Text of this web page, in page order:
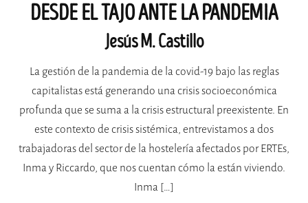
DESDE EL TAJO ANTE LA PANDEMIA
Jesús M. Castillo
La gestión de la pandemia de la covid-19 bajo las reglas
capitalistas está generando una crisis socioeconómica
profunda que se suma a la crisis estructural preexistente. En
este contexto de crisis sistémica, entrevistamos a dos
trabajadoras del sector de la hostelería afectados por ERTEs,
Inma y Riccardo, que nos cuentan cómo la están viviendo.
Inma […]